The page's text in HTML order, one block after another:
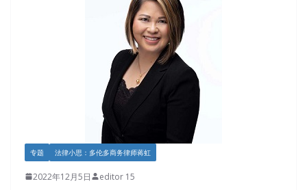
专题 法律小思：多伦多商务律师蒋虹
2022年12月5日 editor 15